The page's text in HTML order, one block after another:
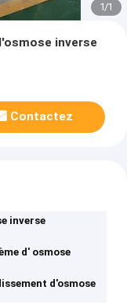
1/1
inverse
Contactez
inverse
d' osmose
d'osmose